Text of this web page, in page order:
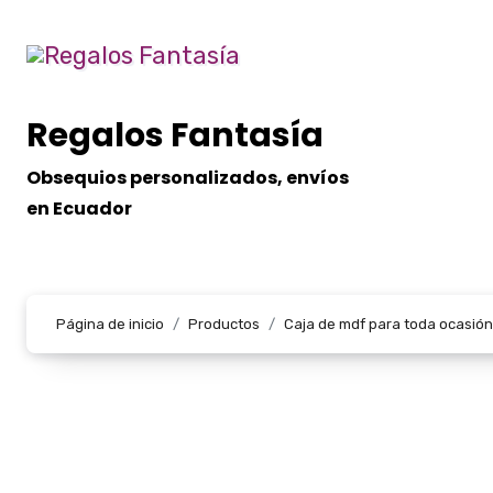
contenido
Regalos Fantasía
Obsequios personalizados, envíos
en Ecuador
Página de inicio Productos Caja de mdf para toda ocasión